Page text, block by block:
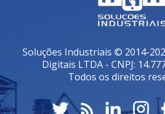
Soluções Industriais © 2014-
Digitais LTDA - CNPJ:
Todos os direitos